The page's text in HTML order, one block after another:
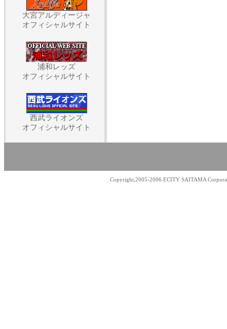
大宮アルディージャ
オフィシャルサイト
浦和レッズ
オフィシャルサイト
西武ライオンズ
オフィシャルサイト
Copyright,2005-2006 ECITY SAITAMA